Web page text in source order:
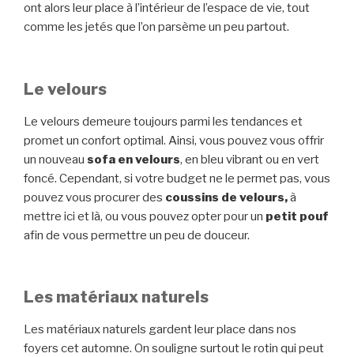
ont alors leur place à l’intérieur de l’espace de vie, tout
comme les jetés que l’on parsème un peu partout.
Le velours
Le velours demeure toujours parmi les tendances et
promet un confort optimal. Ainsi, vous pouvez vous offrir
un nouveau sofa en velours, en bleu vibrant ou en vert
foncé. Cependant, si votre budget ne le permet pas, vous
pouvez vous procurer des coussins de velours,à
mettre ici et là, ou vous pouvez opter pour un petit pouf
afin de vous permettre un peu de douceur.
Les matériaux naturels
Les matériaux naturels gardent leur place dans nos
foyers cet automne. On souligne surtout le rotin qui peut